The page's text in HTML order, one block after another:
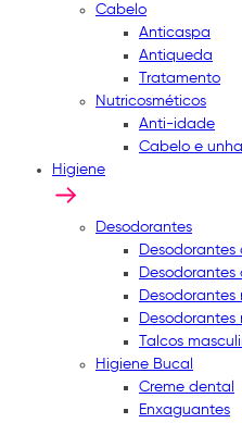
Cabelo
Anticaspa
Antiqueda
Tratamento
Nutricosméticos
Anti-idade
Cabelo e unha
Higiene
Desodorantes
Desodorantes
Desodorantes
Desodorantes
Talcos
Higiene Bucal
Creme dental
Enxaguantes